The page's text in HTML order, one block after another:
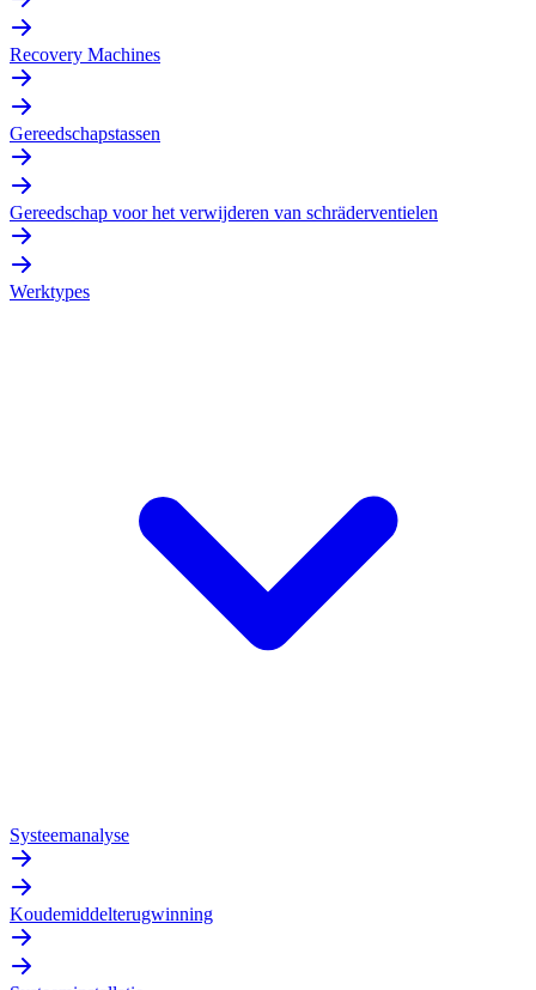
Recovery Machines
Gereedschapstassen
Gereedschap voor het verwijderen van schräderventielen
Werktypes
Systeemanalyse
Koudemiddelterugwinning